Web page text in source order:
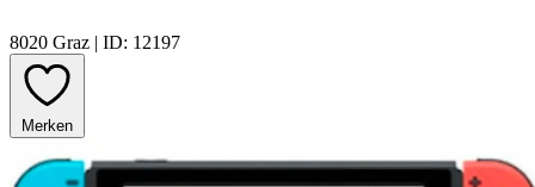
8020 Graz | ID: 12197
Merken